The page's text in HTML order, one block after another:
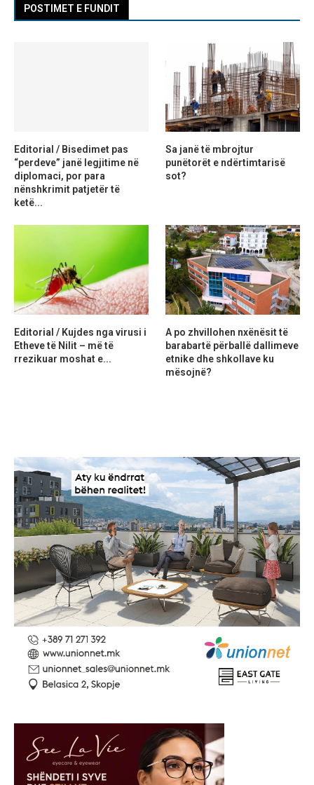
POSTIMET E FUNDIT
Editorial / Bisedimet pas
“perdeve” janë legjitime në
diplomaci, por para
nënshkrimit patjetër të
ketë...
Sa janë të mbrojtur
punëtorët e ndërtimtarisë
sot?
Editorial / Kujdes nga virusi i
Etheve të Nilit – më të
rrezikuar moshat e...
A po zhvillohen nxënësit të
barabartë përballë dallimeve
etnike dhe shkollave ku
mësojnë?